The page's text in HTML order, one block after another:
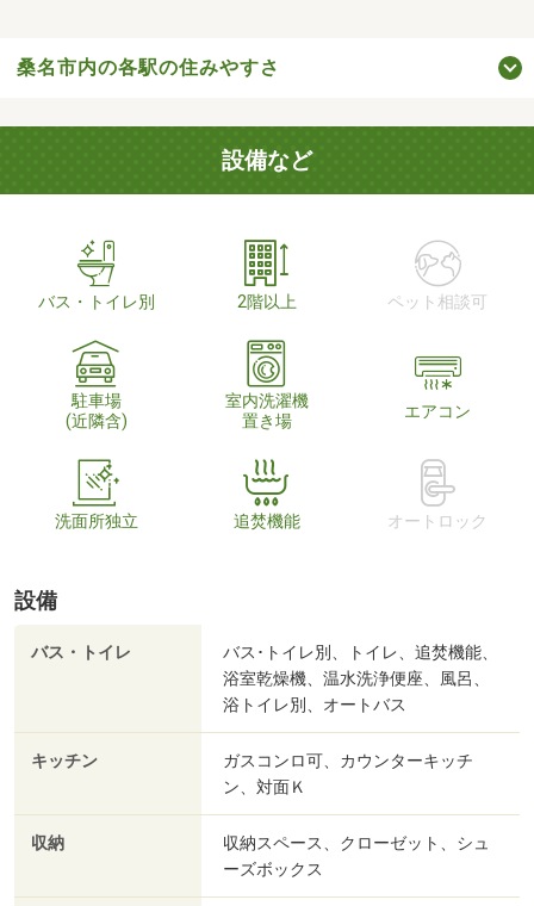
桑名市内の各駅の住みやすさ
設備など
バス・トイレ別 2階以上 ペット相談可
駐車場
(近隣含)
室内洗濯機
置き場
エアコン
洗面所独立 追焚機能 オートロック
設備
バス・トイレ
バス･トイレ別、トイレ、追焚機能、
浴室乾燥機、温水洗浄便座、風呂、
浴トイレ別、オートバス
キッチン
ガスコンロ可、カウンターキッチ
ン、対面Ｋ
収納
収納スペース、クローゼット、シュ
ーズボックス